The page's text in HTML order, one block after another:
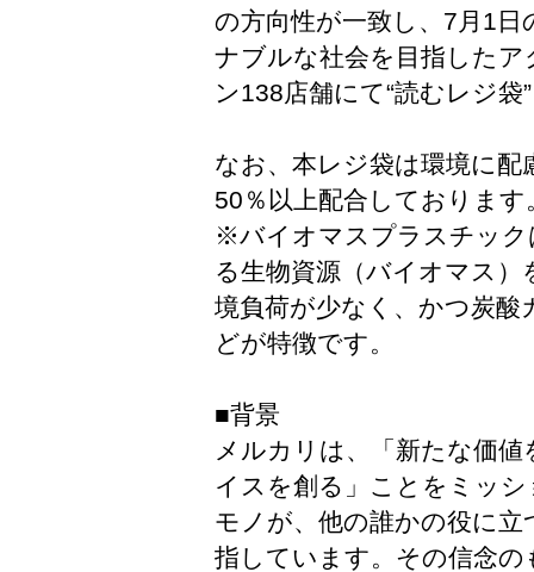
の方向性が一致し、7月1
ナブルな社会を目指した
ン138店舗にて“読むレジ袋
なお、本レジ袋は環境に
50％以上配合しております
※バイオマスプラスチック
る生物資源（バイオマス
境負荷が少なく、かつ炭
どが特徴です。
■背景
メルカリは、「新たな価
イスを創る」ことをミッ
モノが、他の誰かの役に
指しています。その信念